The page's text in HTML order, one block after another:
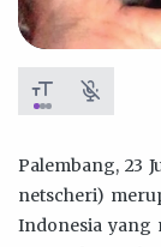
Palembang, 23
netscheri)
Indonesia yang